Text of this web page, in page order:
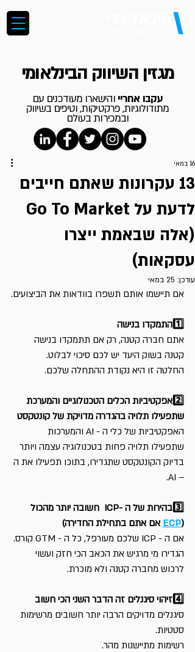
\
מגזין השיווק הבינלאומי
עקבו אחריי והישארו מעודכנים עם
מתודולוגיות, פרקטיקות, וטיפים בשיווק
ובמכירות בעולם
13 עקרונות שאתם חייבים
לדעת על Go To Market
(אלה שבאמת ייצרו
עסקאות)
16 במאי
עודכן: 25 במאי
אם תיישמו אותם תשפרו בוודאות את הביצועים.
1️⃣התמקדו בנישה
אתם חברה קטנה, רק אם תתמקדו בנישה
קטנה בשוק היעד יש לכם סיכוי לבלוט.
החלטה זו היא נקודת ההתחלה שלכם.
2️⃣אפקטיביות הכלים הטכנולוגיים והמערכת
שתפעילו תלויה בהגדרה מדויקת של קונטקסט
האפקטיביות של כלי ה - AI והמערכות
שתפעילו תלויה פחות בטכנולוגיה עצמה ויותר
בדיוק הקונטקסט שתגדירו, בתוכו תפעילו את ה
– AI.
3️⃣בהירות של ה -ICP  חשובה יותר מהכול
(
ECP אם אתם בתחילת החדירה)
אם ה - ICP שלכם מעורפל, כל ה - GTM קורס.
הגדירו מי מרגיש את הכאב הכי חזק ועשוי
לרכוש מחברה קטנה ולא מוכרת.
4️⃣זיהוי סיגנלים זה הדבר השני הכי חשוב
סיגנלים מדויקים הרבה יותר חשובים מרשימות
סטטיות.
רשימות מתיישנות מהר.